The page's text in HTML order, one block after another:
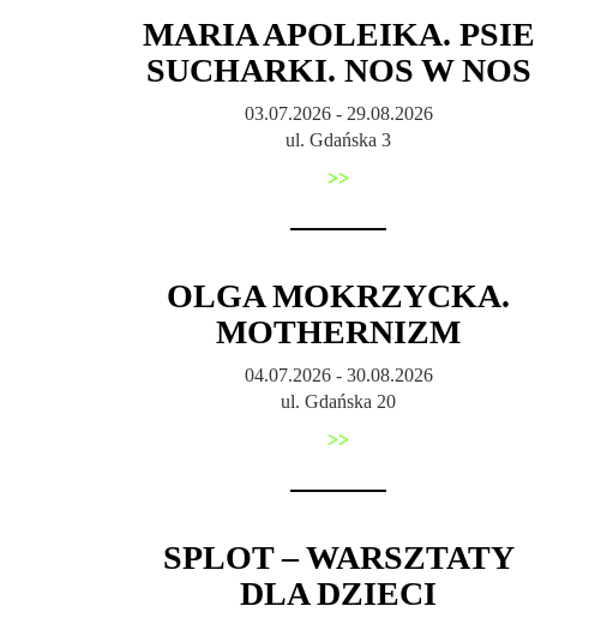
MARIA APOLEIKA. PSIE
SUCHARKI. NOS W NOS
03.07.2026 - 29.08.2026
ul. Gdańska 3
>>
OLGA MOKRZYCKA.
MOTHERNIZM
04.07.2026 - 30.08.2026
ul. Gdańska 20
>>
SPLOT – WARSZTATY
DLA DZIECI